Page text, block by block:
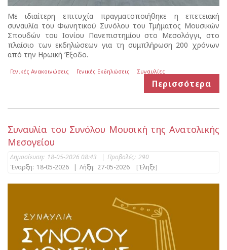
Με ιδιαίτερη επιτυχία πραγματοποιήθηκε η επετειακή
συναυλία του Φωνητικού Συνόλου του Τμήματος Μουσικών
Σπουδών του Ιονίου Πανεπιστημίου στο Μεσολόγγι, στο
πλαίσιο των εκδηλώσεων για τη συμπλήρωση 200 χρόνων
από την Ηρωική Έξοδο.
Γενικές Ανακοινώσεις Γενικές Εκδηλώσεις Συναυλίες
Περισσότερα
Συναυλία του Συνόλου Μουσική της Ανατολικής
Μεσογείου
Δημοσίευση: 18-05-2026 08:43 | Προβολές: 290
Έναρξη: 18-05-2026 | Λήξη: 27-05-2026 [Έληξε]